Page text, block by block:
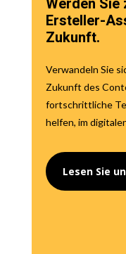
Ersteller-
Zukunft.
Verwandeln Sie
Zukunft des
fortschrittliche
helfen, im
Lesen Sie